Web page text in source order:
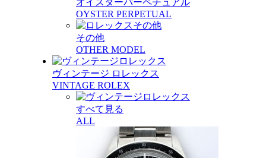
オイスターパーペチュアル
OYSTER PERPETUAL
その他
OTHER MODEL
ヴィンテージ ロレックス
VINTAGE ROLEX
すべて見る
ALL